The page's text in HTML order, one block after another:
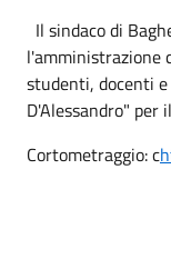
Il sindaco di
l'amministrazione
studenti, docenti
D'Alessandro" per
Cortometraggio: c